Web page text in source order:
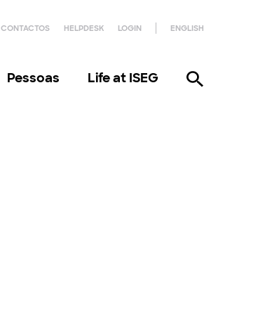
CONTACTOS HELPDESK LOGIN ENGLISH
Pessoas Life at ISEG